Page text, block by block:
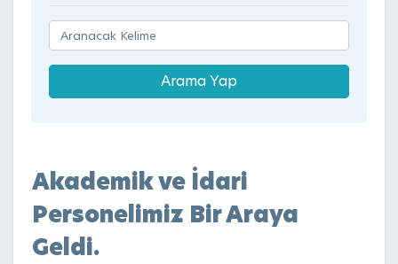
Akademik ve İdari
Personelimiz Bir Araya
Geldi.